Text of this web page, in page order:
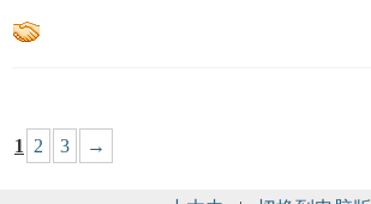
1 2 3 →